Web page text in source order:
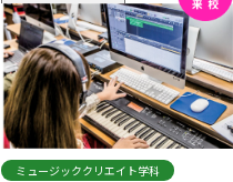
ミュージッククリエイト学科